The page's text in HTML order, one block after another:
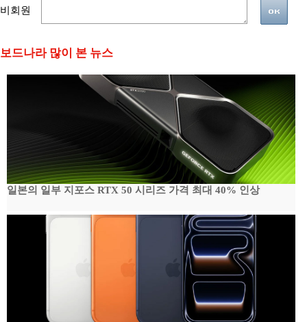
비회원
보드나라 많이 본 뉴스
일본의 일부 지포스 RTX 50 시리즈 가격 최대 40% 인상